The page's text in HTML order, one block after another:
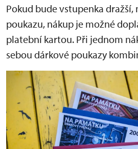
Pokud bude vstupenka dražší,
poukazu, nákup je možné
platební kartou. Při jednom
sebou dárkové poukazy